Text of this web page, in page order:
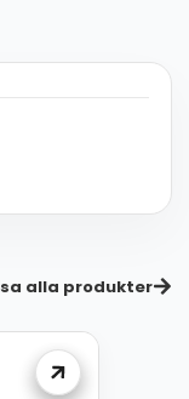
alla produkter